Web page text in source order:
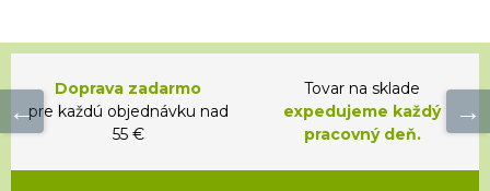
Doprava zadarmo
pre každú objednávku nad
55 €
Tovar na sklade
expedujeme každý
pracovný deň.